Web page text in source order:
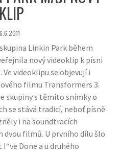
6.6.2011
Linkin Park během
nový videoklip k písni
Ve videoklipu se objevují i
filmu Transformers 3.
skupiny s těmito snímky o
se stává tradicí, neboť písně
i na soundtracích
dvou filmů. U prvního dílu šlo
Done a u druhého